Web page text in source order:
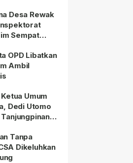
Desa Rewak
Sempat
OPD Libatkan
Ambil
Umum
Dedi Utomo
Tanpa
Dikeluhkan